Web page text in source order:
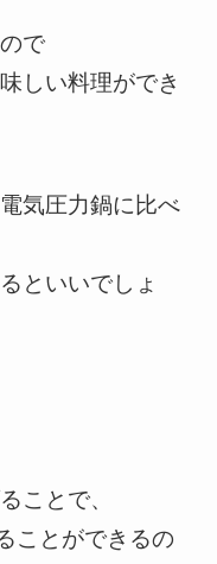
で
しい料理ができ
気圧力鍋に比べ
といいでしょ
ことで、
ことができるの